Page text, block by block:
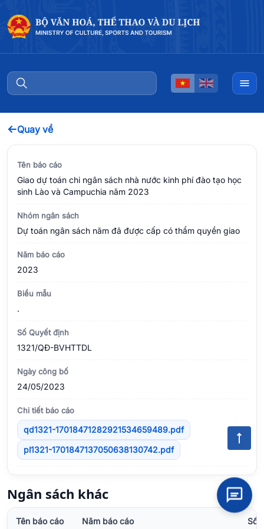
←Quay về
Tên báo cáo
Giao dự toán chi ngân sách nhà nước kinh phí đào tạo học
sinh Lào và Campuchia năm 2023
Nhóm ngân sách
Dự toán ngân sách năm đã được cấp có thẩm quyền giao
Năm báo cáo
2023
Biểu mẫu
.
Số Quyết định
1321/QÐ-BVHTTDL
Ngày công bố
24/05/2023
Chi tiết báo cáo
qd1321-17018471282921534659489.pdf
pl1321-1701847137050638130742.pdf
Ngân sách khác
Tên báo cáo Năm báo cáo Số